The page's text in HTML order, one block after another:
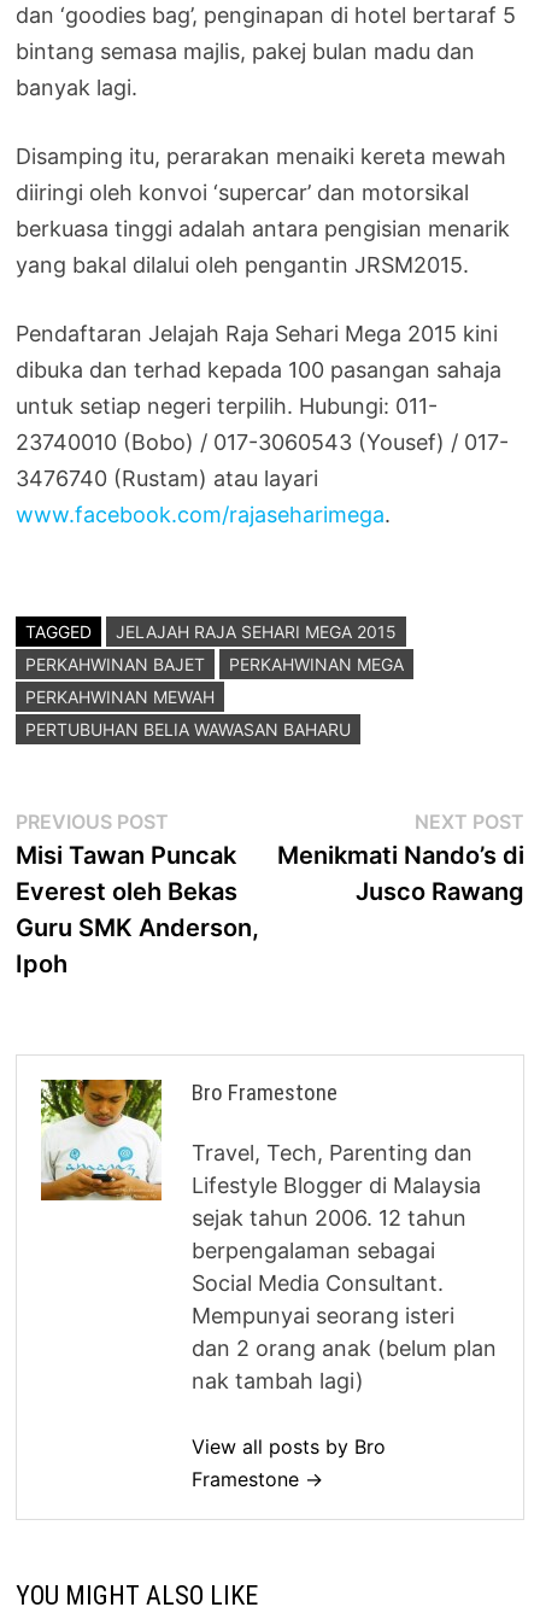
dan ‘goodies bag’, penginapan di hotel bertaraf 5
bintang semasa majlis, pakej bulan madu dan
banyak lagi.
Disamping itu, perarakan menaiki kereta mewah
diiringi oleh konvoi ‘supercar’ dan motorsikal
berkuasa tinggi adalah antara pengisian menarik
yang bakal dilalui oleh pengantin JRSM2015.
Pendaftaran Jelajah Raja Sehari Mega 2015 kini
dibuka dan terhad kepada 100 pasangan sahaja
untuk setiap negeri terpilih. Hubungi: 011-
23740010 (Bobo) / 017-3060543 (Yousef) / 017-
3476740 (Rustam) atau layari
www.facebook.com/rajaseharimega.
TAGGED
JELAJAH RAJA SEHARI MEGA 2015
PERKAHWINAN BAJET
PERKAHWINAN MEGA
PERKAHWINAN MEWAH
PERTUBUHAN BELIA WAWASAN BAHARU
Post
navigation
PREVIOUS POST
post:
Misi Tawan Puncak
Everest oleh Bekas
Guru SMK Anderson,
Ipoh
NEXT POST
Menikmati Nando’s di
Jusco Rawang
Bro Framestone
Travel, Tech, Parenting dan
Lifestyle Blogger di Malaysia
sejak tahun 2006. 12 tahun
berpengalaman sebagai
Social Media Consultant.
Mempunyai seorang isteri
dan 2 orang anak (belum plan
nak tambah lagi)
View all posts by Bro
Framestone →
YOU MIGHT ALSO LIKE